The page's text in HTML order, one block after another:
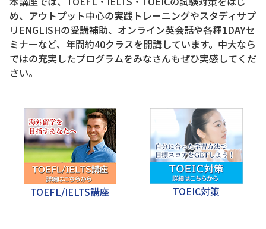
め、アウトプット中心の実践トレーニングやスタディサプ
リENGLISHの受講補助、オンライン英会話や各種1DAYセ
ミナーなど、年間約40クラスを開講しています。中大なら
ではの充実したプログラムをみなさんもぜひ実感してくだ
さい。
TOEFL/IELTS講座 TOEIC対策